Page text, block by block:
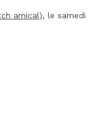
amical), le samedi